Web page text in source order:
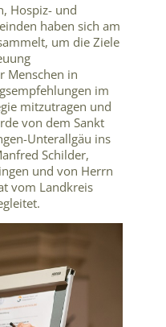
Hospiz- und
haben sich am
um die Ziele
Menschen in
im
mitzutragen und
von dem Sankt
Unterallgäu ins
Schilder,
und von Herrn
vom Landkreis